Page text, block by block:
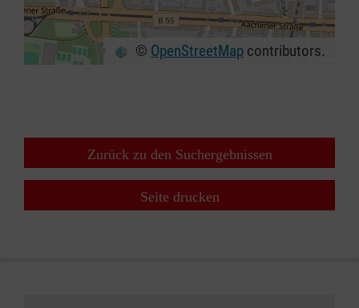
© OpenStreetMap contributors.
Zurück zu den Suchergebnissen
Seite drucken